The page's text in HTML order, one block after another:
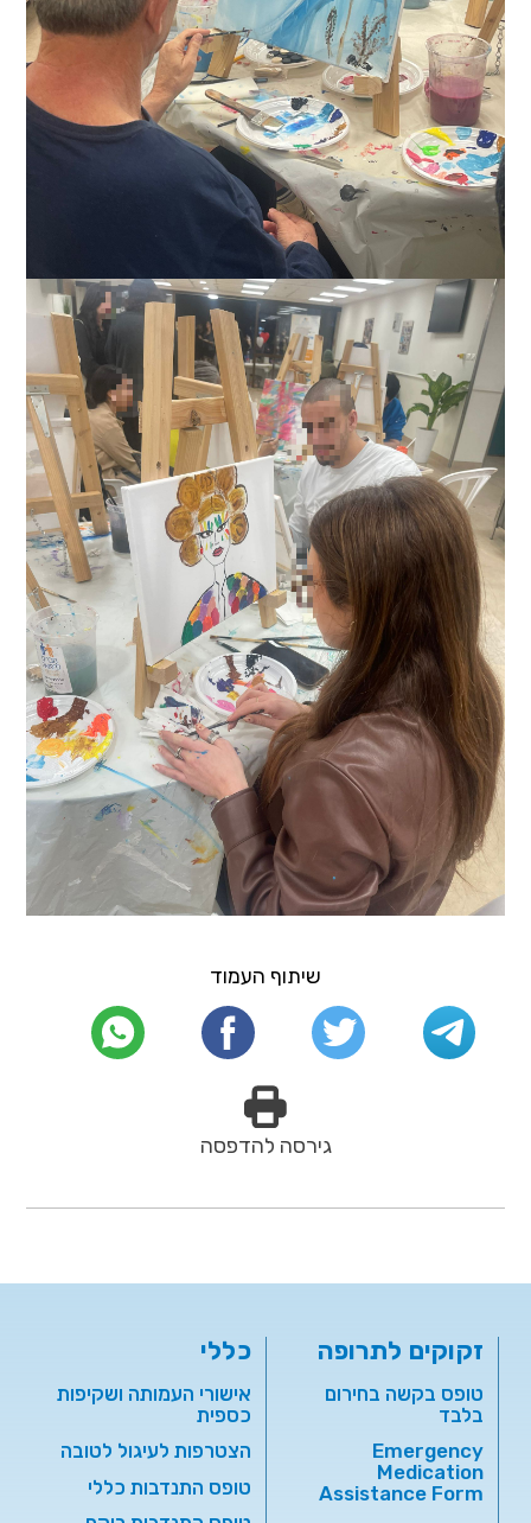
שיתוף העמוד
גירסה להדפסה
זקוקים לתרופה
טופס בקשה בחירום
בלבד
Emergency
Medication
Assistance Form
כללי
אישורי העמותה ושקיפות
כספית
הצטרפות לעיגול לטובה
טופס התנדבות כללי